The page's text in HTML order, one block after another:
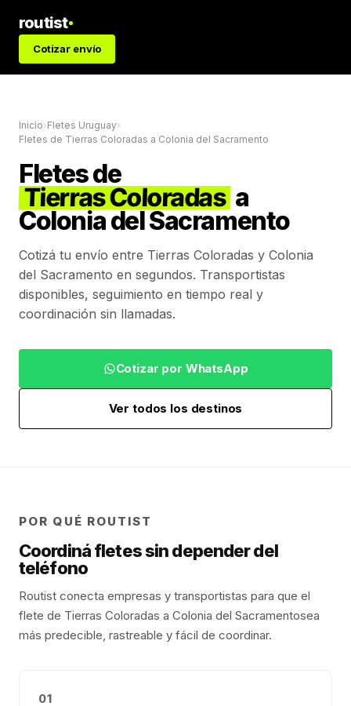
routist
Cotizar envío
Inicio›Fletes Uruguay›
Fletes de Tierras Coloradas a Colonia del Sacramento
Fletes de
Tierras Coloradas a
Colonia del Sacramento
Cotizá tu envío entre Tierras Coloradas y Colonia
del Sacramento en segundos. Transportistas
disponibles, seguimiento en tiempo real y
coordinación sin llamadas.
Cotizar por WhatsApp
Ver todos los destinos
POR QUÉ ROUTIST
Coordiná fletes sin depender del
teléfono
Routist conecta empresas y transportistas para que el
flete de Tierras Coloradas a Colonia del Sacramentosea
más predecible, rastreable y fácil de coordinar.
01